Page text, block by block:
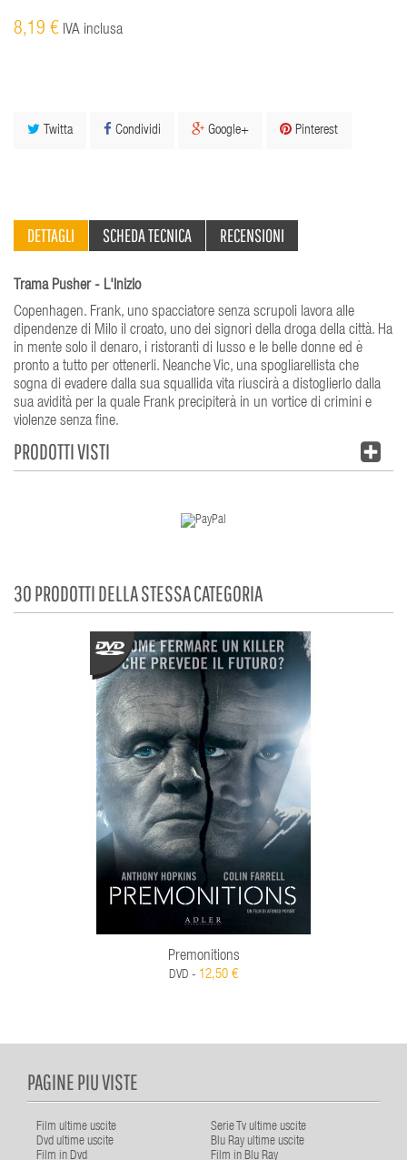
8,19 € IVA inclusa
Twitta Condividi Google+ Pinterest
DETTAGLI SCHEDA TECNICA RECENSIONI
Trama Pusher - L'Inizio
Copenhagen. Frank, uno spacciatore senza scrupoli lavora alle
dipendenze di Milo il croato, uno dei signori della droga della città. Ha
in mente solo il denaro, i ristoranti di lusso e le belle donne ed è
pronto a tutto per ottenerli. Neanche Vic, una spogliarellista che
sogna di evadere dalla sua squallida vita riuscirà a distoglierlo dalla
sua avidità per la quale Frank precipiterà in un vortice di crimini e
violenze senza fine.
PRODOTTI VISTI
30 PRODOTTI DELLA STESSA CATEGORIA
Premonitions
DVD - 12,50 €
PAGINE PIU VISTE
Film ultime uscite
Serie Tv ultime uscite
Dvd ultime uscite
Blu Ray ultime uscite
Film in Dvd
Film in Blu Ray